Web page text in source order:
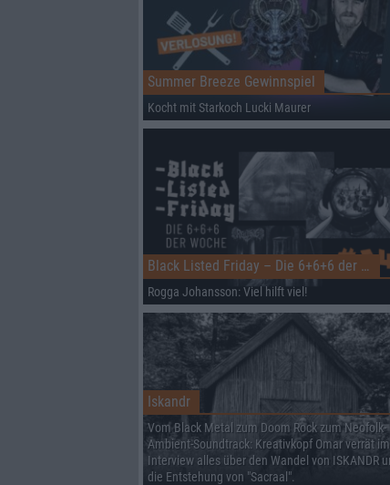
Summer Breeze Gewinnspiel
Kocht mit Starkoch Lucki Maurer
Black Listed Friday – Die 6+6+6 der Woche
Rogga Johansson: Viel hilft viel!
Iskandr
Vom Black Metal zum Doom Rock zum Neofolk-
Ambient-Soundtrack: Kreativkopf Omar verrät im
Interview alles über den Wandel von ISKANDR
die Entstehung von "Sacraal".